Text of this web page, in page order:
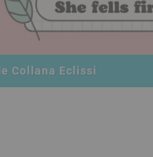
Collana Eclissi